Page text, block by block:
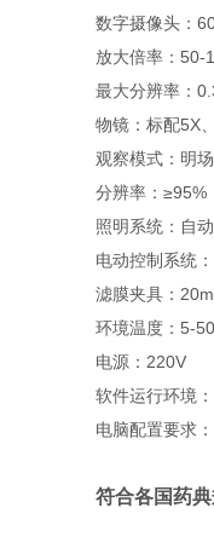
数字摄像头：
放大倍率： 50-
最大分辨率：
物镜：标配5X
观察模式：明场
分辨率：≥95%
照明系统：自动
电动控制系统：
滤膜夹具：
环境温度： 5-50
电源： 220V
软件运行环境：
电脑配置要求：
符合各国药